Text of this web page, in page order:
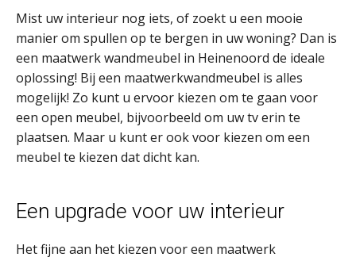
Mist uw interieur nog iets, of zoekt u een mooie
manier om spullen op te bergen in uw woning? Dan is
een maatwerk wandmeubel in Heinenoord de ideale
oplossing! Bij een maatwerkwandmeubel is alles
mogelijk! Zo kunt u ervoor kiezen om te gaan voor
een open meubel, bijvoorbeeld om uw tv erin te
plaatsen. Maar u kunt er ook voor kiezen om een
meubel te kiezen dat dicht kan.
Een upgrade voor uw interieur
Het fijne aan het kiezen voor een maatwerk